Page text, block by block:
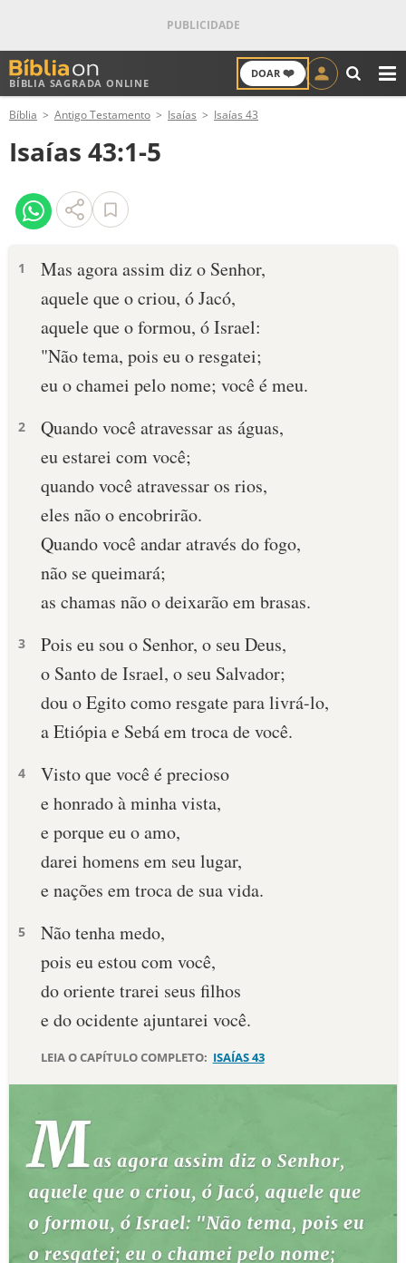
BÍBLIA SAGRADA ONLINE
DOAR ❤️
ANTIGO TESTAMENTO
NOVO TESTAMENTO
VERSÍCULOS
PALAVRA DO DIA
SALMO DO DIA
DEVOCIONAL DIÁRIO
10 MANDAMENTOS
ESTUDOS BÍBLICOS
TEMAS
TERMO BÍBLICO JOGOS
QUEM SOMOS
LOJA BÍBLIAON
Bíblia Antigo Testamento Isaías Isaías 43
Isaías 43:1-5
1
Mas agora assim diz o Senhor,
aquele que o criou, ó Jacó,
aquele que o formou, ó Israel:
"Não tema, pois eu o resgatei;
eu o chamei pelo nome; você é meu.
2
Quando você atravessar as águas,
eu estarei com você;
quando você atravessar os rios,
eles não o encobrirão.
Quando você andar através do fogo,
não se queimará;
as chamas não o deixarão em brasas.
3
Pois eu sou o Senhor, o seu Deus,
o Santo de Israel, o seu Salvador;
dou o Egito como resgate para livrá-lo,
a Etiópia e Sebá em troca de você.
4
Visto que você é precioso
e honrado à minha vista,
e porque eu o amo,
darei homens em seu lugar,
e nações em troca de sua vida.
5
Não tenha medo,
pois eu estou com você,
do oriente trarei seus filhos
e do ocidente ajuntarei você.
LEIA O CAPÍTULO COMPLETO: ISAÍAS 43